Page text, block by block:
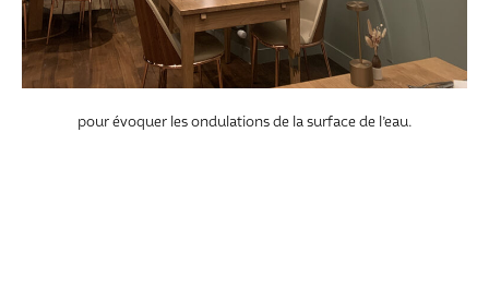
pour évoquer les ondulations de la surface de l’eau.